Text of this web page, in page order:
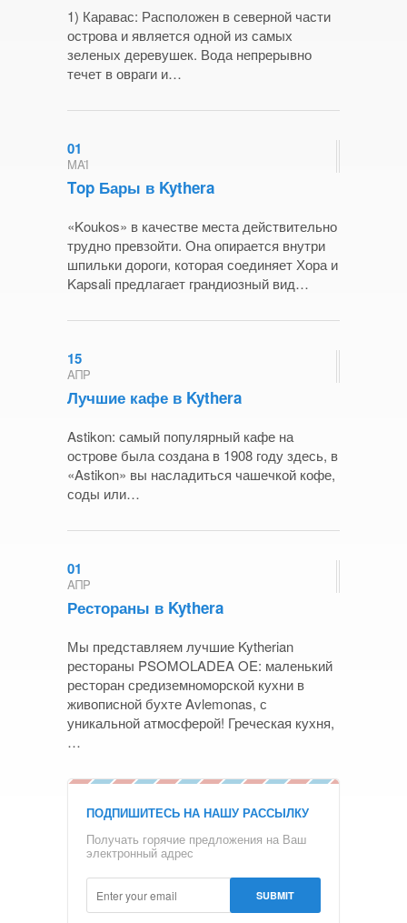
1) Каравас: Расположен в северной части
острова и является одной из самых
зеленых деревушек. Вода непрерывно
течет в овраги и…
01
ΜΑΪ
Τοp Бары в Kythera
«Koukos» в качестве места действительно
трудно превзойти. Она опирается внутри
шпильки дороги, которая соединяет Хора и
Kapsali предлагает грандиозный вид…
15
ΑΠΡ
Лучшие кафе в Kythera
Astikon: самый популярный кафе на
острове была создана в 1908 году здесь, в
«Astikon» вы насладиться чашечкой кофе,
соды или…
01
ΑΠΡ
Рестораны в Kythera
Мы представляем лучшие Kytherian
рестораны PSOMOLADEA OE: маленький
ресторан средиземноморской кухни в
живописной бухте Avlemonas, с
уникальной атмосферой! Греческая кухня,
…
ПОДПИШИТЕСЬ НА НАШУ РАССЫЛКУ
Получать горячие предложения на Ваш
электронный адрес